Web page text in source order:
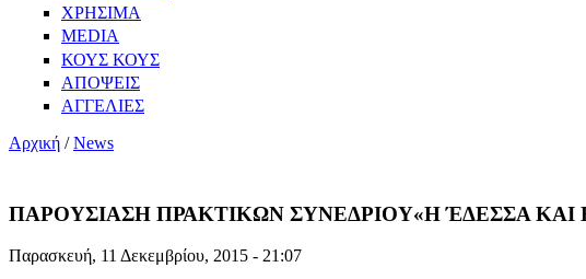
ΧΡΗΣΙΜΑ
MEDIA
ΚΟΥΣ ΚΟΥΣ
ΑΠΟΨΕΙΣ
ΑΓΓΕΛΙΕΣ
Αρχική /News
ΠΑΡΟΥΣΙΑΣΗ ΠΡΑΚΤΙΚΩΝ ΣΥΝΕΔΡΙΟΥ«Η ΈΔΕΣΣΑ ΚΑΙ
Παρασκευή, 11 Δεκεμβρίου, 2015 - 21:07